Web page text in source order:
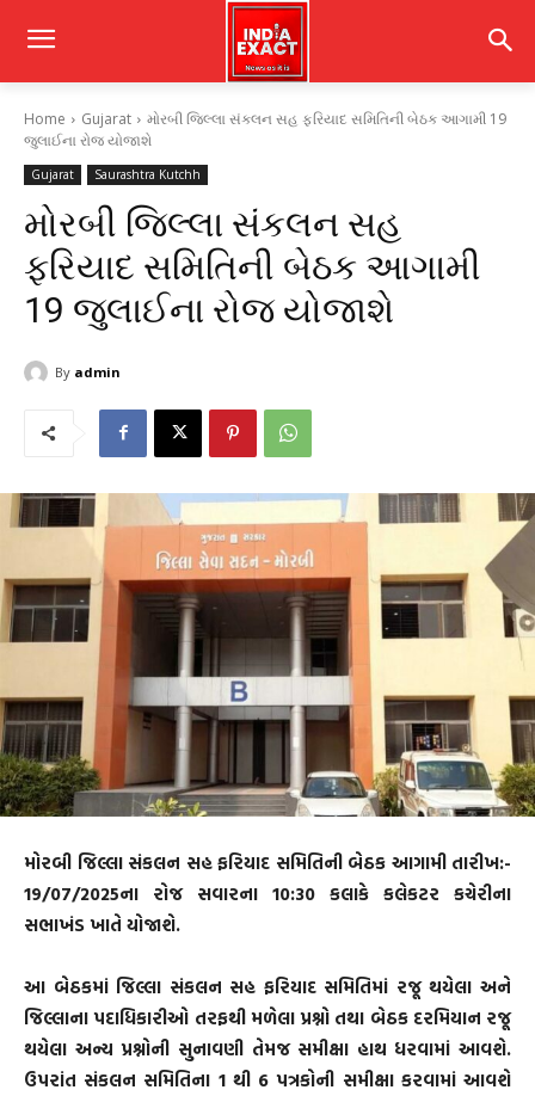
Home Gujarat
મોરબી જિલ્લા સંકલન સહ ફરિયાદ સમિતિની બેઠક આગામી 19
જુલાઈના રોજ યોજાશે
Gujarat Saurashtra Kutchh
મોરબી જિલ્લા સંકલન સહ
ફરિયાદ સમિતિની બેઠક આગામી
19 જુલાઈના રોજ યોજાશે
By admin
મોરબી જિલ્લા સંકલન સહ ફરિયાદ સમિતિની બેઠક આગામી તારીખ:-
19/07/2025ના રોજ સવારના 10:30 કલાકે કલેકટર કચેરીના
સભાખંડ ખાતે યોજાશે.
આ બેઠકમાં જિલ્લા સંકલન સહ ફરિયાદ સમિતિમાં રજૂ થયેલા અને
જિલ્લાના પદાધિકારીઓ તરફથી મળેલા પ્રશ્નો તથા બેઠક દરમિયાન રજૂ
થયેલા અન્ય પ્રશ્નોની સુનાવણી તેમજ સમીક્ષા હાથ ધરવામાં આવશે.
ઉપરાંત સંકલન સમિતિના 1 થી 6 પત્રકોની સમીક્ષા કરવામાં આવશે